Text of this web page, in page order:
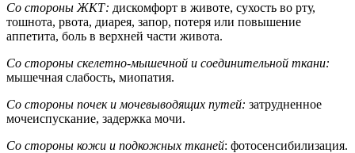
Со стороны ЖКТ: дискомфорт в животе, сухость во рту,
тошнота, рвота, диарея, запор, потеря или повышение
аппетита, боль в верхней части живота.
Со стороны скелетно-мышечной и соединительной ткани:
мышечная слабость, миопатия.
Со стороны почек и мочевыводящих путей: затрудненное
мочеиспускание, задержка мочи.
Со стороны кожи и подкожных тканей: фотосенсибилизация.